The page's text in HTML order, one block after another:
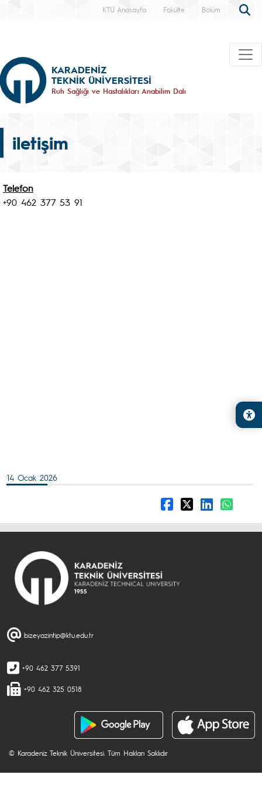
KTÜ Anasayfa Fakülte Bölüm
KARADENİZ
TEKNİK ÜNİVERSİTESİ
Ruh Sağlığı ve Hastalıkları Anabilim Dalı
iletişim
Telefon
+90 462 377 53 91
14 Ocak 2026
bizeyazintip@ktu.edu.tr
+90 462 377 5391
+90 462 325 0518
© Karadeniz Teknik Üniversitesi. Tüm Hakları Saklıdır